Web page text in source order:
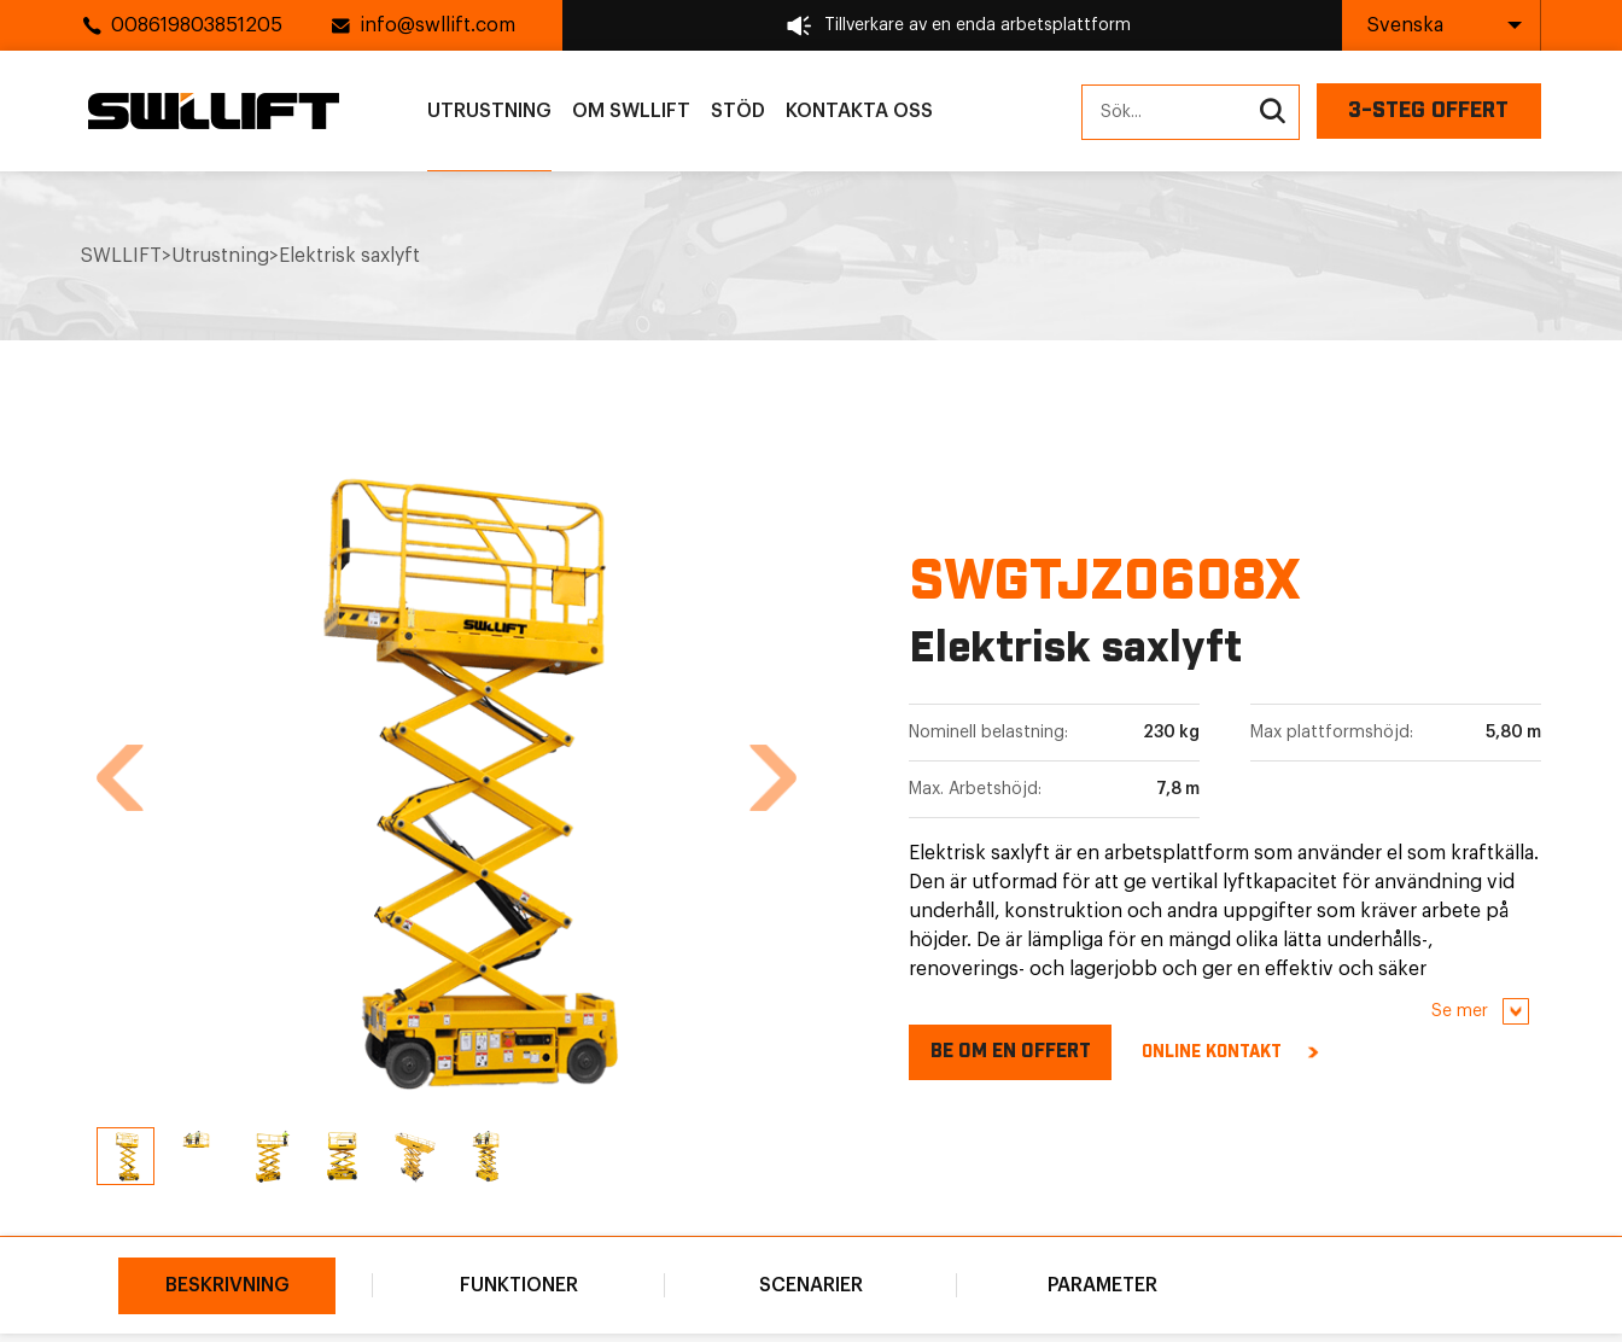
008619803851205 info@swllift.com Tillverkare av en enda arbetsplattform Svenska
UTRUSTNING OM SWLLIFT STÖD KONTAKTA OSS 3-STEG OFFERT
SWLLIFT>Utrustning> Elektrisk saxlyft
SWGTJZ0608X
Elektrisk saxlyft
Nominell belastning: 230 kg Max plattformshöjd: 5,80 m
Max. Arbetshöjd: 7,8 m
Elektrisk saxlyft är en arbetsplattform som använder el som kraftkälla.
Den är utformad för att ge vertikal lyftkapacitet för användning vid
underhåll, konstruktion och andra uppgifter som kräver arbete på
höjder. De är lämpliga för en mängd olika lätta underhålls-,
renoverings- och lagerjobb och ger en effektiv och säker
Se mer
BE OM EN OFFERT ONLINE KONTAKT
BESKRIVNING FUNKTIONER SCENARIER PARAMETER